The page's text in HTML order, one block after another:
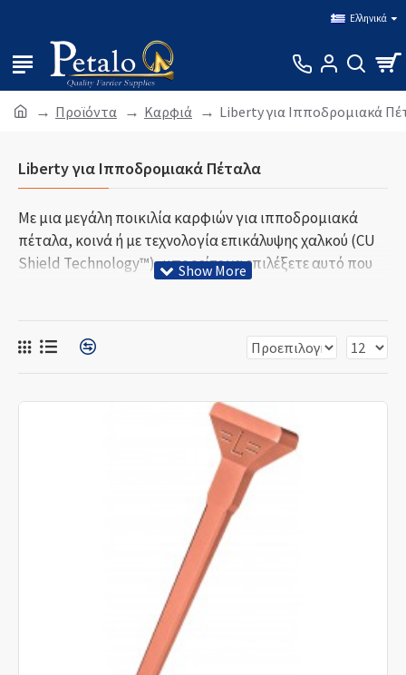
Ελληνικά
Προϊόντα Καρφιά Liberty για Ιπποδρομιακά
Liberty για Ιπποδρομιακά Πέταλα
Με μια μεγάλη ποικιλία καρφιών για ιπποδρομιακά
πέταλα, κοινά ή με τεχνολογία επικάλυψης χαλκού (CU
Shield Technology™), μπορείτε να επιλέξετε αυτό που
ωφελεί καλύτερα το πιο απαιτητικό άλογο όλων, το
KERCKHAERT + ΚΑΡΦΙΑ LIBERTY